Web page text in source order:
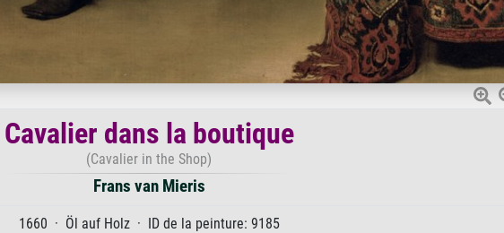
Cavalier dans la boutique
(Cavalier in the Shop)
Frans van Mieris
1660 · Öl auf Holz · ID de la peinture: 9185